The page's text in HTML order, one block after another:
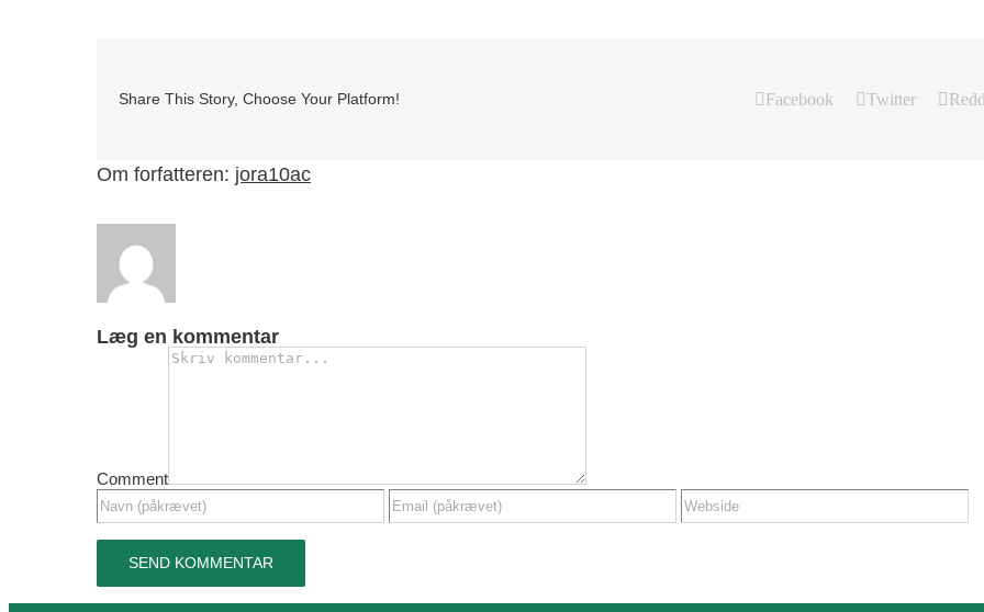
Share This Story, Choose Your Platform! Facebook Twitter
Om forfatteren: jora10ac
Læg en kommentar
Comment